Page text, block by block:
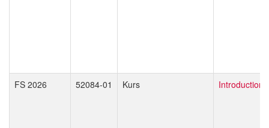
FS 2026 52084-01 Kurs Introduction